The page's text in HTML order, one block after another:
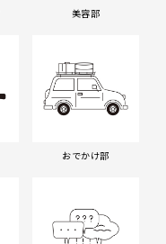
美容部
おでかけ部